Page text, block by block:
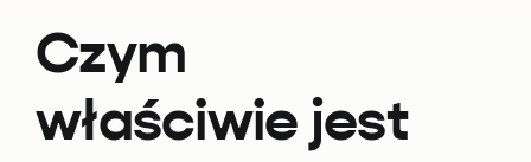
Czym
właściwie jest